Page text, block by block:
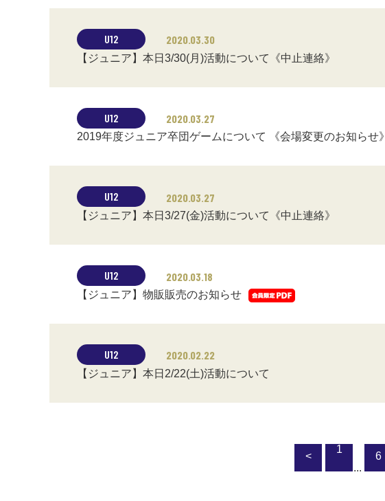
U12 2020.03.30
【ジュニア】本日3/30(月)活動について《中止連絡》
U12 2020.03.27
2019年度ジュニア卒団ゲームについて 《会場変更のお知らせ》
U12 2020.03.27
【ジュニア】本日3/27(金)活動について《中止連絡》
U12 2020.03.18
【ジュニア】物販販売のお知らせ
U12 2020.02.22
【ジュニア】本日2/22(土)活動について
<
1
...
6